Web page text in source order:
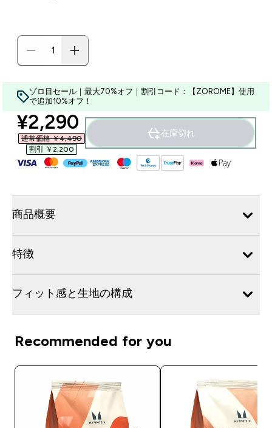
ゾロ目セール｜最大70%オフ｜割引コード：【ZOROME】使用
で追加10%オフ！
discounted price
¥2,290‎
通常価格 ￥4,490‎
割引 ￥2,200‎
在庫切れ
商品概要
特徴
フィット感と生地の構成
Recommended for you